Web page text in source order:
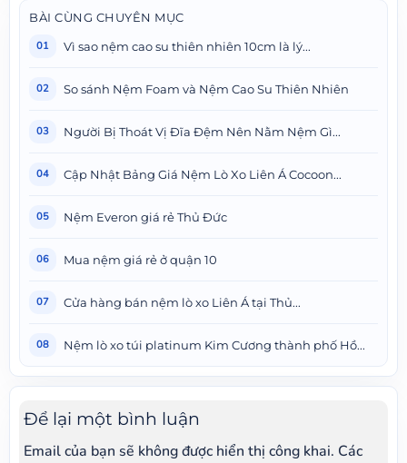
BÀI CÙNG CHUYÊN MỤC
01 Vì sao nệm cao su thiên nhiên 10cm là lý...
02 So sánh Nệm Foam và Nệm Cao Su Thiên Nhiên
03 Người Bị Thoát Vị Đĩa Đệm Nên Nằm Nệm Gì...
04 Cập Nhật Bảng Giá Nệm Lò Xo Liên Á Cocoon...
05 Nệm Everon giá rẻ Thủ Đức
06 Mua nệm giá rẻ ở quận 10
07 Cửa hàng bán nệm lò xo Liên Á tại Thủ...
08 Nệm lò xo túi platinum Kim Cương thành phố Hồ...
Để lại một bình luận
Email của bạn sẽ không được hiển thị công khai. Các